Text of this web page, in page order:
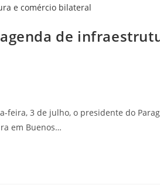
de
3 de julho, o presidente do
em Buenos…